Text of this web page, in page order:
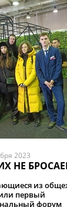
2023
НЕ
из
первый
форум